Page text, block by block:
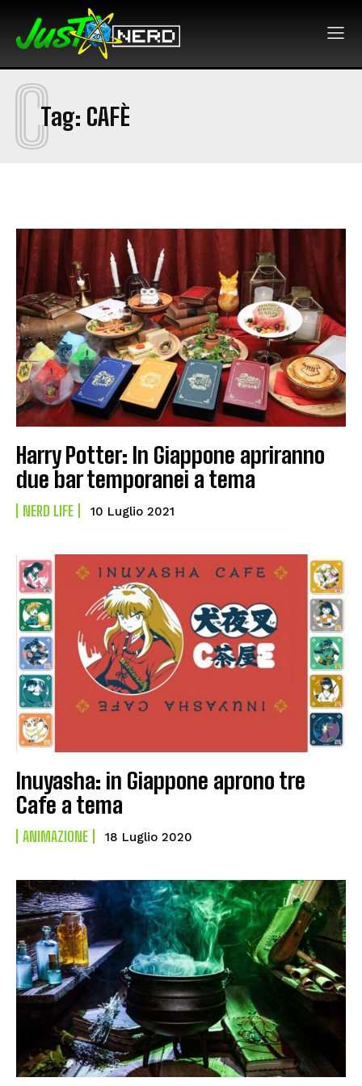
Tag: CAFÈ
C
Harry Potter: In Giappone apriranno
due bar temporanei a tema
NERD LIFE 10 Luglio 2021
Inuyasha: in Giappone aprono tre
Cafe a tema
ANIMAZIONE 18 Luglio 2020